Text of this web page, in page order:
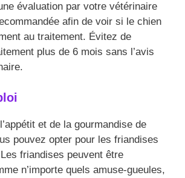
évaluation par votre vétérinaire
afin de voir si le chien
au traitement. Évitez de
plus de 6 mois sans l’avis
et de la gourmandise de
pouvez opter pour les friandises
friandises peuvent être
n’importe quels amuse-gueules,